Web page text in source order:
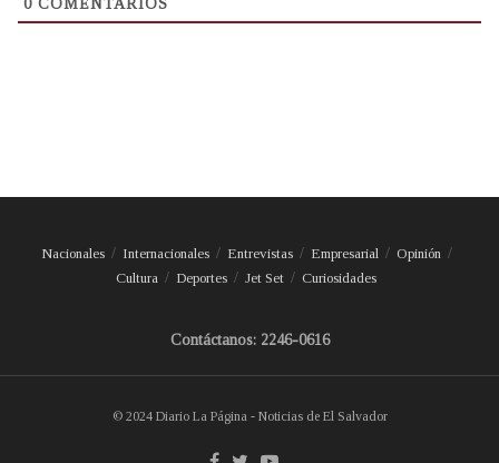
0 COMENTARIOS
Nacionales Internacionales Entrevistas Empresarial
Opinión
Cultura
Deportes Jet Set Curiosidades
Contáctanos: 2246-0616
© 2024 Diario La Página - Noticias de El Salvador